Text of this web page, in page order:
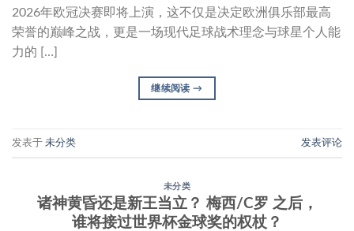
2026年欧冠决赛即将上演，这不仅是决定欧洲俱乐部最高
荣誉的巅峰之战，更是一场现代足球战术理念与球星个人能
力的 […]
继续阅读→
发表于 未分类 发表评论
未分类
诸神黄昏还是新王当立？ 梅西/C罗 之后，
谁将接过世界杯金球奖的权杖？